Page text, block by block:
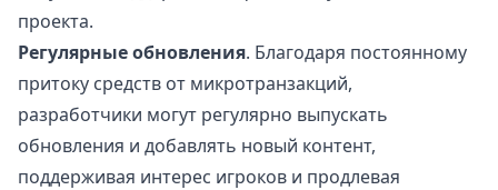
проекта.
Регулярные обновления. Благодаря постоянному
притоку средств от микротранзакций,
разработчики могут регулярно выпускать
обновления и добавлять новый контент,
поддерживая интерес игроков и продлевая